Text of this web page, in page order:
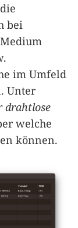
bei
im Umfeld
Unter
drahtlose
welche
können.